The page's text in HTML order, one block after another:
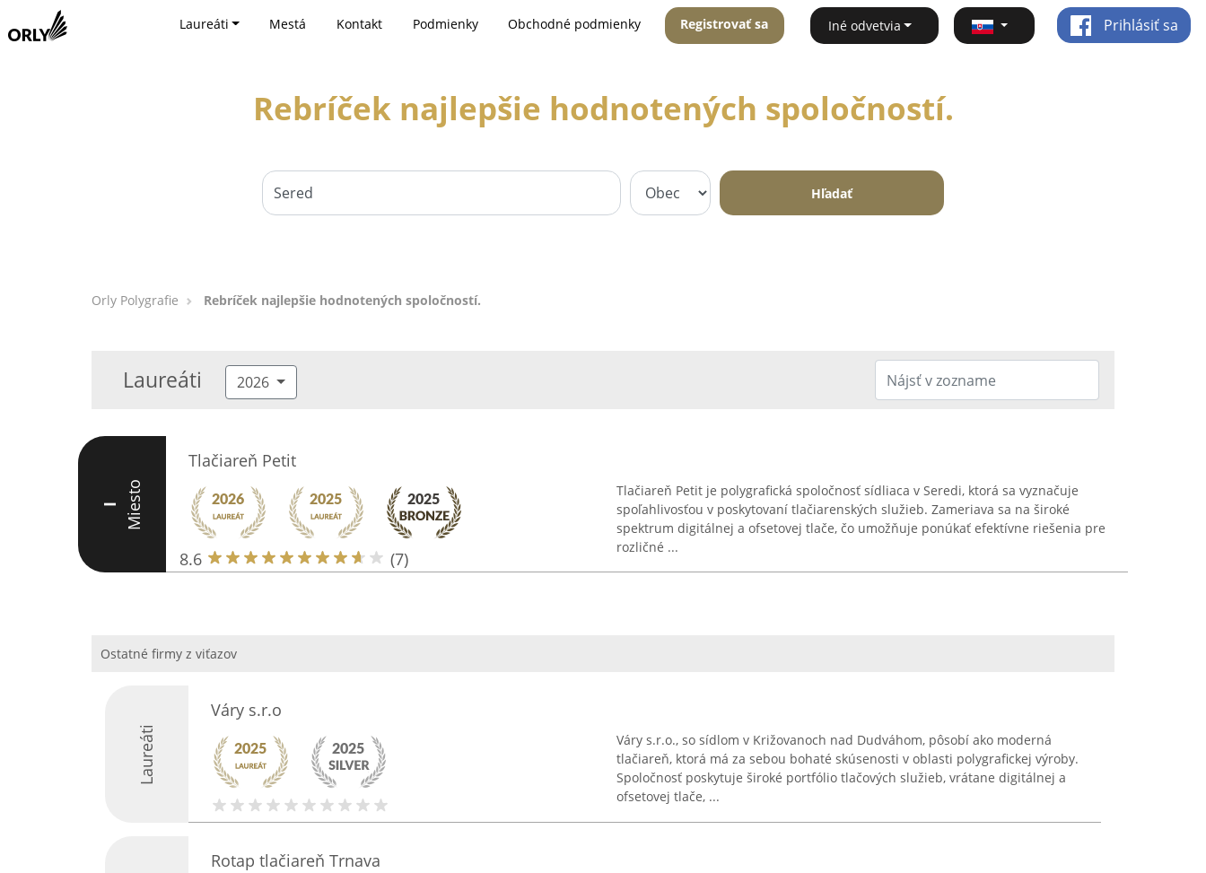
Laureáti Mestá Kontakt Podmienky Obchodné podmienky Registrovať sa Iné odvetvia Prihlásiť sa
Rebríček najlepšie hodnotených spoločností.
Hľadať
Orly Polygrafie Rebríček najlepšie hodnotených spoločností.
Laureáti 2026
I Miesto
Tlačiareň Petit
8.6 (7)
Tlačiareň Petit je polygrafická spoločnosť sídliaca v Seredi, ktorá sa vyznačuje
spoľahlivosťou v poskytovaní tlačiarenských služieb. Zameriava sa na široké
spektrum digitálnej a ofsetovej tlače, čo umožňuje ponúkať efektívne riešenia pre
rozličné ...
Ostatné firmy z viťazov
Laureáti
Váry s.r.o
Váry s.r.o., so sídlom v Križovanoch nad Dudváhom, pôsobí ako moderná
tlačiareň, ktorá má za sebou bohaté skúsenosti v oblasti polygrafickej výroby.
Spoločnosť poskytuje široké portfólio tlačových služieb, vrátane digitálnej a
ofsetovej tlače, ...
Rotap tlačiareň Trnava